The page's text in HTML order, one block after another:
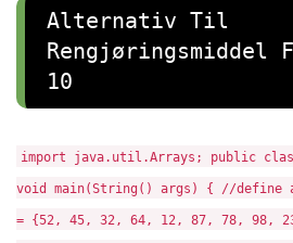
Alternativ Til
Rengjøringsmiddel
10
import java.util.Arrays; public
void main(String() args) { //define
= {52, 45, 32, 64, 12, 87, 78, 98,